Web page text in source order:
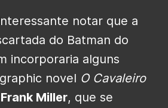
notar que a
do Batman do
incorporaria alguns
novel O Cavaleiro
Frank Miller, que se